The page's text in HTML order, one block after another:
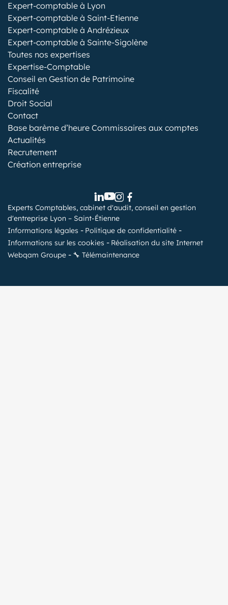
Expert-comptable à Lyon
Expert-comptable à Saint-Etienne
Expert-comptable à Andrézieux
Expert-comptable à Sainte-Sigolène
Toutes nos expertises
Expertise-Comptable
Conseil en Gestion de Patrimoine
Fiscalité
Droit Social
Contact
Base barème d’heure Commissaires aux comptes
Actualités
Recrutement
Création entreprise
Experts Comptables, cabinet d'audit, conseil en gestion
d'entreprise Lyon – Saint-Étienne
Informations légales
Politique de confidentialité
Informations sur les cookies
Réalisation du site Internet
Webqam Groupe
🔧 Télémaintenance